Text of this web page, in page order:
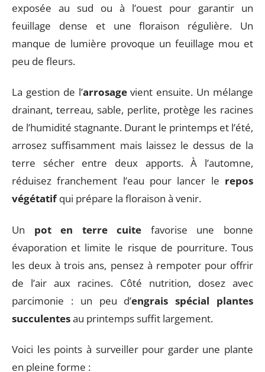
exposée au sud ou à l’ouest pour garantir un
feuillage dense et une floraison régulière. Un
manque de lumière provoque un feuillage mou et
peu de fleurs.
La gestion de l’arrosagevient ensuite. Un mélange
drainant, terreau, sable, perlite, protège les racines
de l’humidité stagnante. Durant le printemps et l’été,
arrosez suffisamment mais laissez le dessus de la
terre sécher entre deux apports. À l’automne,
réduisez franchement l’eau pour lancer le repos
végétatifqui prépare la floraison à venir.
Un pot en terre cuite favorise une bonne
évaporation et limite le risque de pourriture. Tous
les deux à trois ans, pensez à rempoter pour offrir
de l’air aux racines. Côté nutrition, dosez avec
parcimonie : un peu d’engrais spécial plantes
succulentesau printemps suffit largement.
Voici les points à surveiller pour garder une plante
en pleine forme :